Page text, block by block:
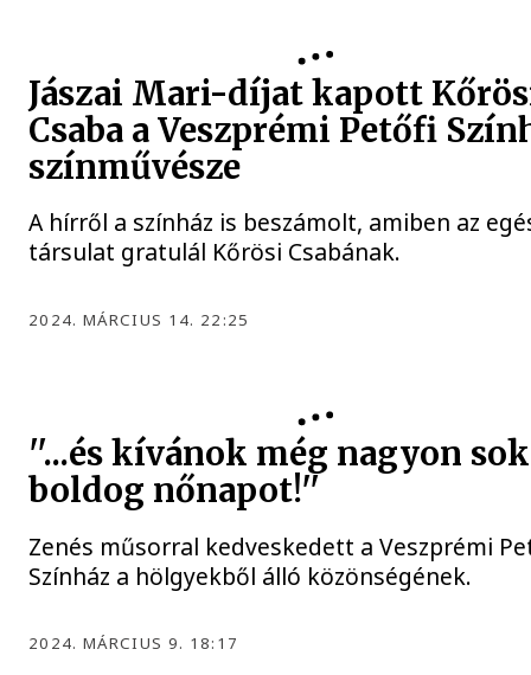
Jászai Mari-díjat kapott
Csaba a Veszprémi Petőfi
színművésze
A hírről a színház is beszámolt, amiben az
társulat gratulál Kőrösi Csabának.
2024. MÁRCIUS 14. 22:25
''...és kívánok még nagyon sok
boldog nőnapot!''
Zenés műsorral kedveskedett a Veszprémi
Színház a hölgyekből álló közönségének.
2024. MÁRCIUS 9. 18:17